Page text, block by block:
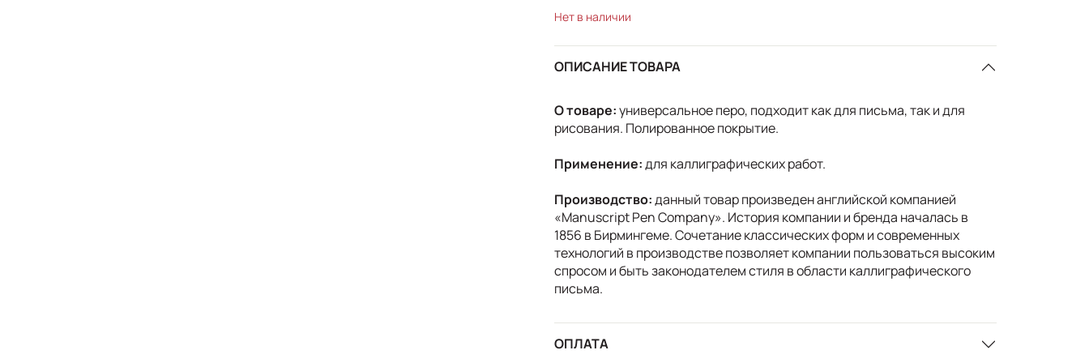
Нет в наличии
ОПИСАНИЕ ТОВАРА
О товаре:универсальное перо, подходит как для письма, так и для
рисования. Полированное покрытие.
Применение:для каллиграфических работ.
Производство:данный товар произведен английской компанией
«Manuscript Pen Company». История компании и бренда началась в
1856 в Бирмингеме. Сочетание классических форм и современных
технологий в производстве позволяет компании пользоваться высоким
спросом и быть законодателем стиля в области каллиграфического
письма.
ОПЛАТА